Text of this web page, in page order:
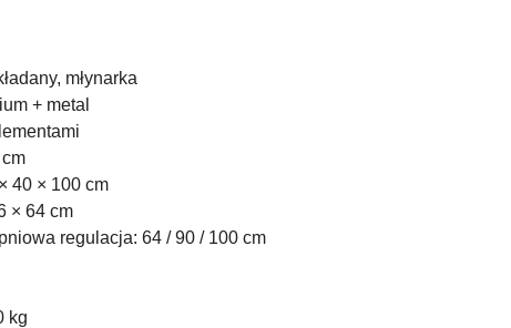
młynarka
+ metal
40 × 100 cm
× 64 cm
regulacja: 64 / 90 / 100 cm
kg